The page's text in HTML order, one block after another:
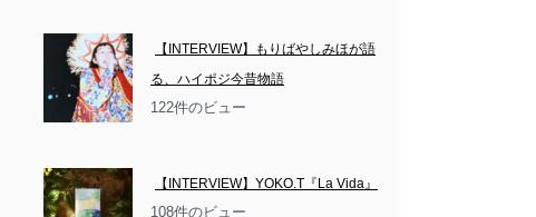
【INTERVIEW】もりばやしみほが語
る、ハイポジ今昔物語
122件のビュー
【INTERVIEW】YOKO.T『La Vida』
108件のビュー